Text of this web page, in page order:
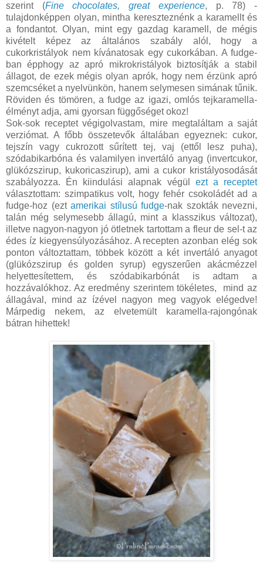
szerint (Fine chocolates, great experience, p. 78) -
tulajdonképpen olyan, mintha kereszteznénk a karamellt és
a fondantot. Olyan, mint egy gazdag karamell, de mégis
kivételt képez az általános szabály alól, hogy a
cukorkristályok nem kívánatosak egy cukorkában. A fudge-
ban épphogy az apró mikrokristályok biztosítják a stabil
állagot, de ezek mégis olyan aprók, hogy nem érzünk apró
szemcséket a nyelvünkön, hanem selymesen simának tűnik.
Röviden és tömören, a fudge az igazi, omlós tejkaramella-
élményt adja, ami gyorsan függőséget okoz!
Sok-sok receptet végigolvastam, mire megtaláltam a saját
verziómat. A főbb összetevők általában egyeznek: cukor,
tejszín vagy cukrozott sűrített tej, vaj (ettől lesz puha),
szódabikarbóna és valamilyen invertáló anyag (invertcukor,
glükózszirup, kukoricaszirup), ami a cukor kristályosodását
szabályozza. Én kiindulási alapnak végül ezt a receptet
választottam: szimpatikus volt, hogy fehér csokoládét ad a
fudge-hoz (ezt amerikai stílusú fudge-nak szokták nevezni,
talán még selymesebb állagú, mint a klasszikus változat),
illetve nagyon-nagyon jó ötletnek tartottam a fleur de sel-t az
édes íz kiegyensúlyozásához. A recepten azonban elég sok
ponton változtattam, többek között a két invertáló anyagot
(glükózszirup és golden syrup) egyszerűen akácmézzel
helyettesítettem, és szódabikarbónát is adtam a
hozzávalókhoz. Az eredmény szerintem tökéletes, mind az
állagával, mind az ízével nagyon meg vagyok elégedve!
Márpedig nekem, az elvetemült karamella-rajongónak
bátran hihettek!